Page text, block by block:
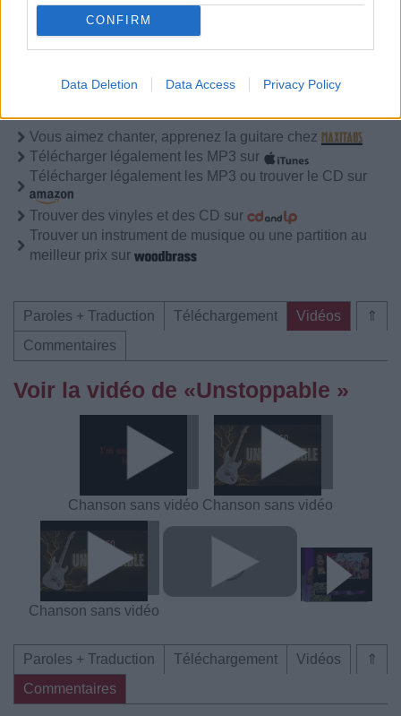
CONFIRM
Data Deletion Data Access Privacy Policy
Commentaires
Vous aimez chanter, apprenez la guitare chez
Télécharger légalement les MP3 sur
Télécharger légalement les MP3 ou trouver le CD sur
Trouver des vinyles et des CD sur
Trouver un instrument de musique ou une partition au
meilleur prix sur
⇑
Paroles + Traduction Téléchargement
Vidéos
Commentaires
Voir la vidéo de «Unstoppable »
Chanson sans vidéo Chanson sans vidéo
Chanson sans vidéo
⇑
Paroles + Traduction Téléchargement
Vidéos
Commentaires